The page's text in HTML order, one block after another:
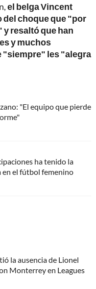
el belga Vincent
del choque que "por
resaltó que han
y muchos
"siempre" les "alegra
"El equipo que pierde
ha tenido la
en el fútbol femenino
la ausencia de Lionel
Monterrey en Leagues